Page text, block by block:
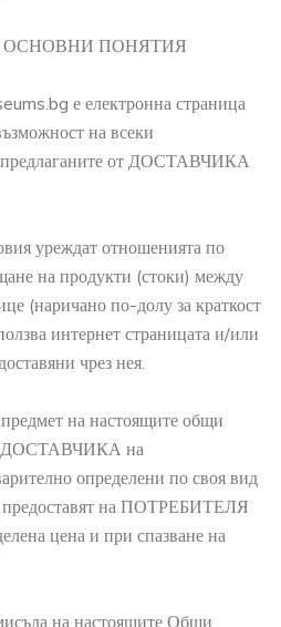
ОСНОВНИ ПОНЯТИЯ
е електронна страница
на всеки
от ДОСТАВЧИКА
уреждат отношенията по
на продукти (стоки) между
(наричано по-долу за краткост
интернет страницата и/или
чрез нея.
на настоящите общи
ДОСТАВЧИКА на
определени по своя вид
предоставят на ПОТРЕБИТЕЛЯ
цена и при спазване на
на настоящите Общи